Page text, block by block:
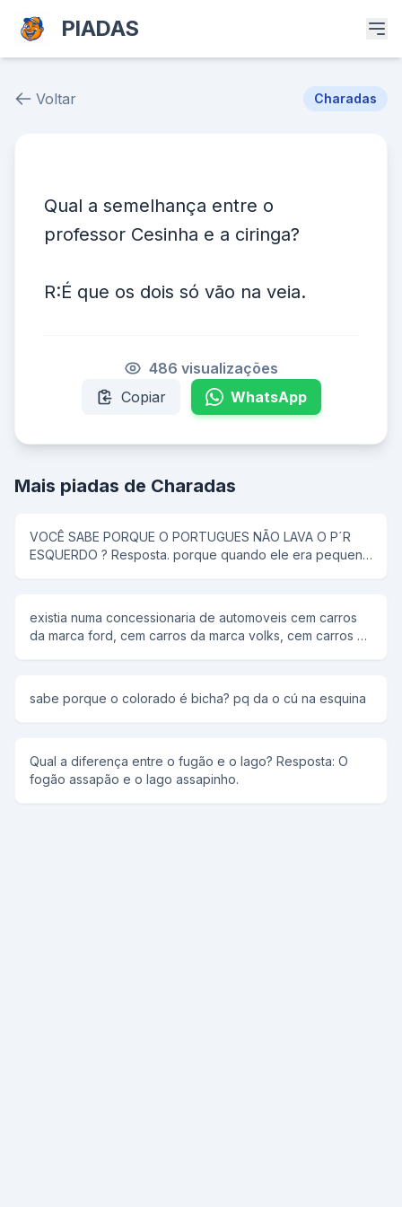
PIADAS
Voltar Charadas
Qual a semelhança entre o
professor Cesinha e a ciringa?
R:É que os dois só vão na veia.
486 visualizações
Copiar
WhatsApp
Mais piadas de Charadas
VOCÊ SABE PORQUE O PORTUGUES NÃO LAVA O P´R
ESQUERDO ? Resposta. porque quando ele era pequeno
existia numa concessionaria de automoveis cem carros
da marca ford, cem carros da marca volks, cem carros da
sabe porque o colorado é bicha? pq da o cú na esquina
Qual a diferença entre o fugão e o lago? Resposta: O
fogão assapão e o lago assapinho.